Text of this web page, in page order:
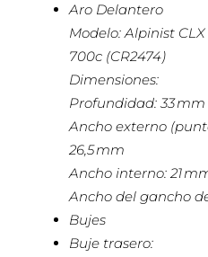
Aro Delantero
Modelo: Alpinist
700c (CR2474)
Dimensiones:
Profundidad: 33 mm
Ancho externo
26,5 mm
Ancho interno: 21
Ancho del gancho
Bujes
Buje trasero: